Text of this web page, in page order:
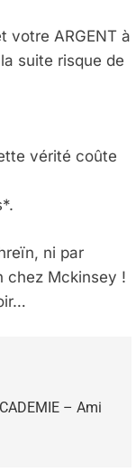
votre ARGENT à
suite risque de
vérité coûte
ni par
chez Mckinsey !
– Ami
MA JUDAÏTE